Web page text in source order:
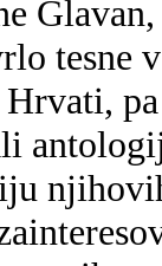
tesne